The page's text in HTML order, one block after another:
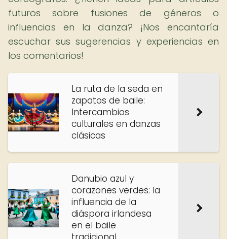
futuros sobre fusiones de géneros o
influencias en la danza? ¡Nos encantaría
escuchar sus sugerencias y experiencias en
los comentarios!
La ruta de la seda en
zapatos de baile:
Intercambios
culturales en danzas
clásicas
Danubio azul y
corazones verdes: la
influencia de la
diáspora irlandesa
en el baile